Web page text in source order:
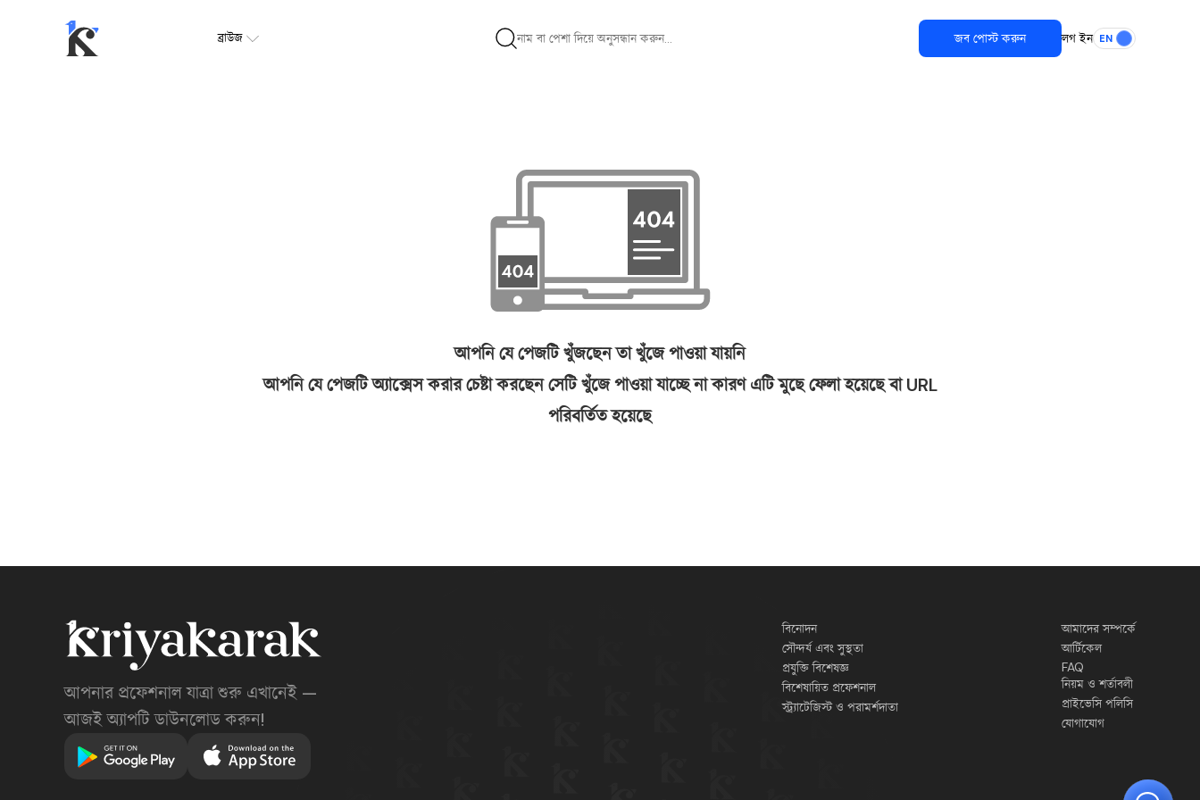
ব্রাউজ জব পোস্ট করুন লগ ইন EN
আপনি যে পেজটি খুঁজছেন তা খুঁজে পাওয়া যায়নি
আপনি যে পেজটি অ্যাক্সেস করার চেষ্টা করছেন সেটি খুঁজে পাওয়া যাচ্ছে না কারণ এটি মুছে ফেলা হয়েছে বা URL
পরিবর্তিত হয়েছে
আপনার প্রফেশনাল যাত্রা শুরু এখানেই —
আজই অ্যাপটি ডাউনলোড করুন!
বিনোদন
সৌন্দর্য এবং সুস্থতা
প্রযুক্তি বিশেষজ্ঞ
বিশেষায়িত প্রফেশনাল
স্ট্র্যাটেজিস্ট ও পরামর্শদাতা
আমাদের সম্পর্কে
আর্টিকেল
FAQ
নিয়ম ও শর্তাবলী
প্রাইভেসি পলিসি
যোগাযোগ